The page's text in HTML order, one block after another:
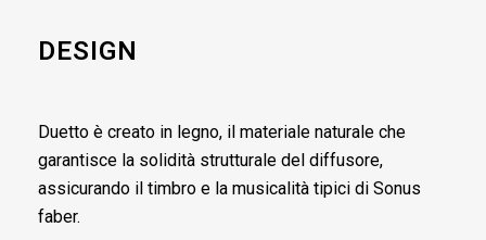
DESIGN
Duetto è creato in legno, il materiale naturale che
garantisce la solidità strutturale del diffusore,
assicurando il timbro e la musicalità tipici di Sonus
faber.